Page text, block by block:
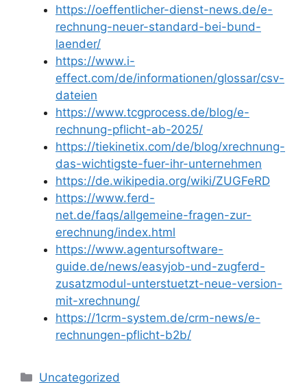
https://oeffentlicher-dienst-news.de/e-
rechnung-neuer-standard-bei-bund-
laender/
https://www.i-
effect.com/de/informationen/glossar/csv-
dateien
https://www.tcgprocess.de/blog/e-
rechnung-pflicht-ab-2025/
https://tiekinetix.com/de/blog/xrechnung-
das-wichtigste-fuer-ihr-unternehmen
https://de.wikipedia.org/wiki/ZUGFeRD
https://www.ferd-
net.de/faqs/allgemeine-fragen-zur-
erechnung/index.html
https://www.agentursoftware-
guide.de/news/easyjob-und-zugferd-
zusatzmodul-unterstuetzt-neue-version-
mit-xrechnung/
https://1crm-system.de/crm-news/e-
rechnungen-pflicht-b2b/
Kategorien
Uncategorized